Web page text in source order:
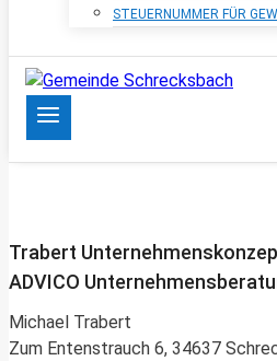
STEUERNUMMER FÜR
Trabert
ADVICO
Michael Trabert
Zum Entenstrauch 6, 34637